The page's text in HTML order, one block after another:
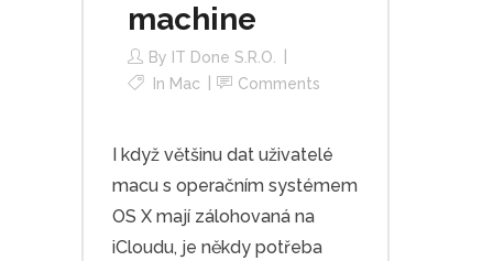
machine
By IT Done S.r.o.
In Mac Comments
I když většinu dat uživatelé
macu s operačním systémem
OS X mají zálohovaná na
iCloudu, je někdy potřeba